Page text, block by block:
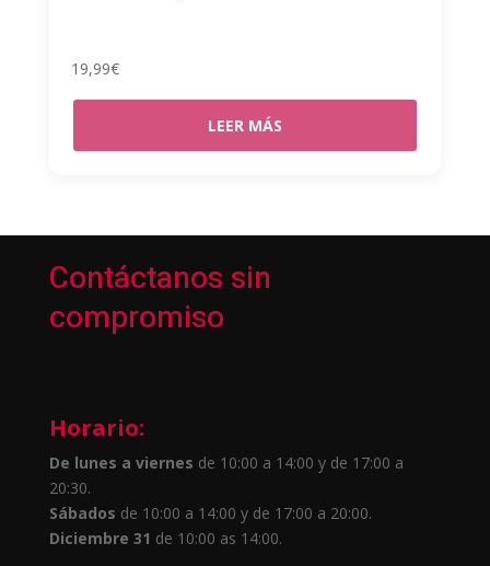
19,99€
LEER MÁS
Contáctanos sin
compromiso
Horario:
De lunes a viernes de 10:00 a 14:00 y de 17:00 a
20:30.
Sábados de 10:00 a 14:00 y de 17:00 a 20:00.
Diciembre 31 de 10:00 as 14:00.